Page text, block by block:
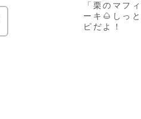
「栗のマフ
ーキ🌰しっ
ピだよ！